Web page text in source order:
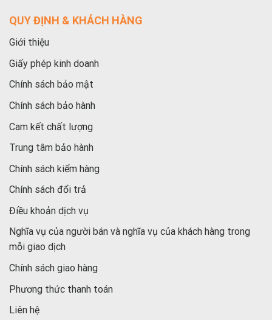
QUY ĐỊNH & KHÁCH HÀNG
Giới thiệu
Giấy phép kinh doanh
Chính sách bảo mật
Chính sách bảo hành
Cam kết chất lượng
Trung tâm bảo hành
Chính sách kiểm hàng
Chính sách đổi trả
Điều khoản dịch vụ
Nghĩa vụ của người bán và nghĩa vụ của khách hàng trong
mỗi giao dịch
Chính sách giao hàng
Phương thức thanh toán
Liên hệ